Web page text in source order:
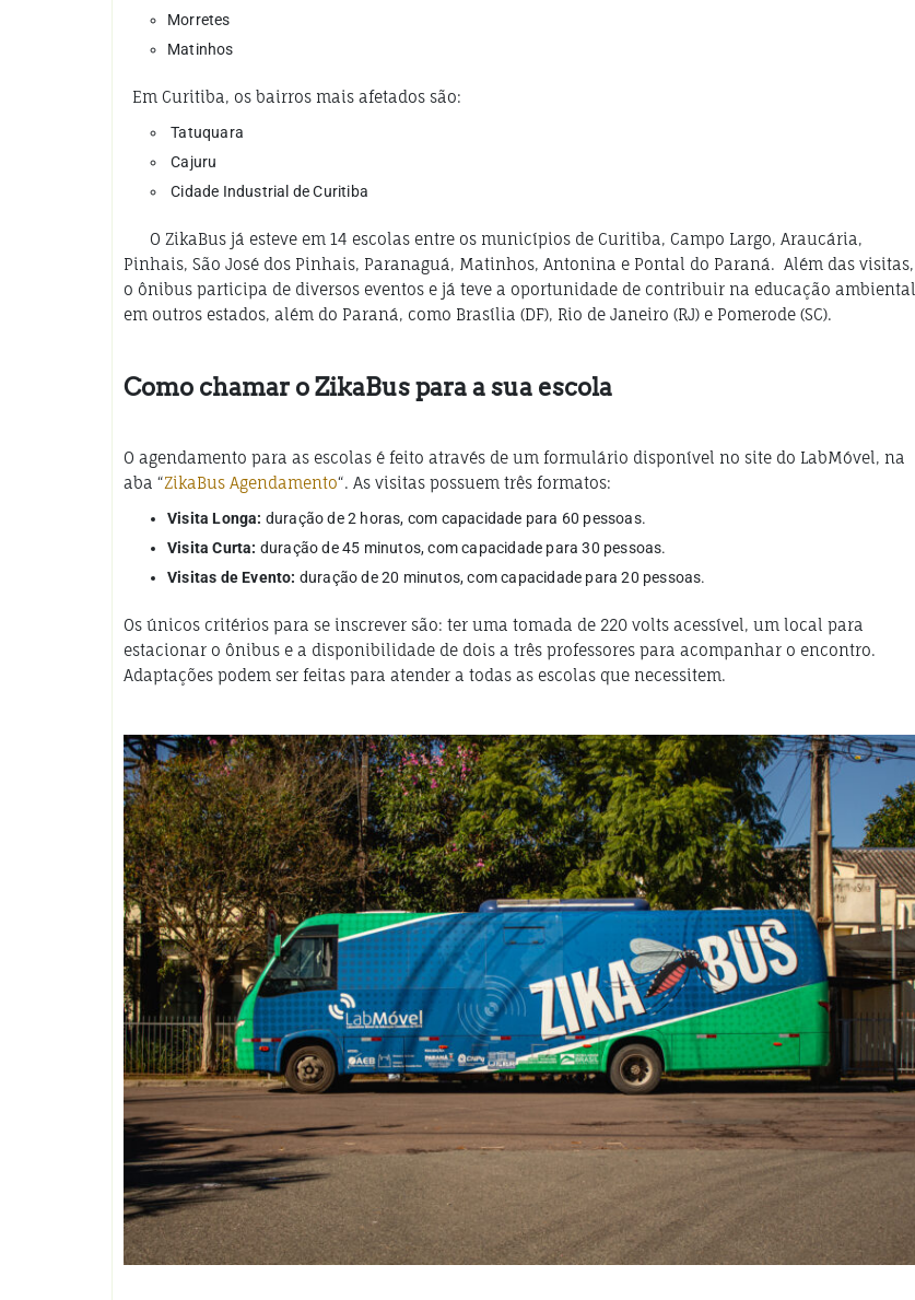
Morretes
Matinhos
Em Curitiba, os bairros mais afetados são:
Tatuquara
Cajuru
Cidade Industrial de Curitiba
O ZikaBus já esteve em 14 escolas entre os municípios de Curitiba, Campo Largo, Araucária,
Pinhais, São José dos Pinhais, Paranaguá, Matinhos, Antonina e Pontal do Paraná. Além das visitas,
o ônibus participa de diversos eventos e já teve a oportunidade de contribuir na educação ambiental
em outros estados, além do Paraná, como Brasília (DF), Rio de Janeiro (RJ) e Pomerode (SC).
Como chamar o ZikaBus para a sua escola
O agendamento para as escolas é feito através de um formulário disponível no site do LabMóvel, na
aba “ZikaBus Agendamento“. As visitas possuem três formatos:
Visita Longa: duração de 2 horas, com capacidade para 60 pessoas.
Visita Curta: duração de 45 minutos, com capacidade para 30 pessoas.
Visitas de Evento: duração de 20 minutos, com capacidade para 20 pessoas.
Os únicos critérios para se inscrever são: ter uma tomada de 220 volts acessível, um local para
estacionar o ônibus e a disponibilidade de dois a três professores para acompanhar o encontro.
Adaptações podem ser feitas para atender a todas as escolas que necessitem.